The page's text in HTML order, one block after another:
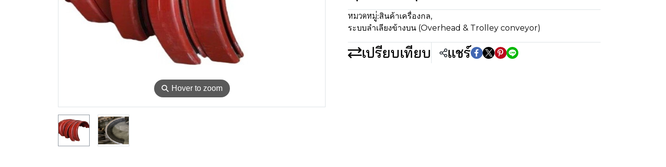
⚲ Hover to zoom
หมวดหมู่:สินค้าเครื่องกล,
ระบบลำเลียงข้างบน (Overhead & Trolley conveyor)
เปรียบเทียบ แชร์